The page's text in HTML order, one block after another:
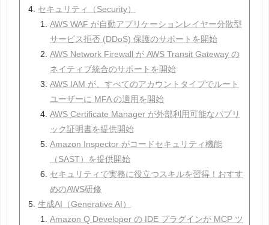
セキュリティ（Security）
AWS WAF が自動アプリケーションレイヤー分散型
サービス拒否 (DDoS) 保護のサポートを開始
AWS Network Firewall が AWS Transit Gateway の
ネイティブ統合のサポートを開始
AWS IAM が、すべてのアカウントタイプでルート
ユーザーに MFA の適用を開始
AWS Certificate Manager が外部利用可能なパブリ
ック証明書を提供開始
Amazon Inspector がコードセキュリティ機能
（SAST）を提供開始
セキュリティで実務に役立つスキルを習得！おすす
めのAWS研修
生成AI（Generative AI）
Amazon Q Developer の IDE プラグインが MCP ツ